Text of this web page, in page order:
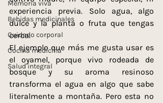
Memoria viva
Bebidas medicinales
Cuidado corporal
Cocina medicina
Salud integral
experiencia previa. Solo agua, algo
dulce y la planta o fruta que tengas
cerca.
El ejemplo que más me gusta usar es
el oyamel, porque vivo rodeada de
bosque y su aroma resinoso
transforma el agua en algo que sabe
literalmente a montaña. Pero esta no